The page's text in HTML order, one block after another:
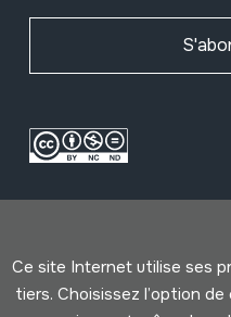
Ce site Internet utilise ses
tiers. Choisissez l’option